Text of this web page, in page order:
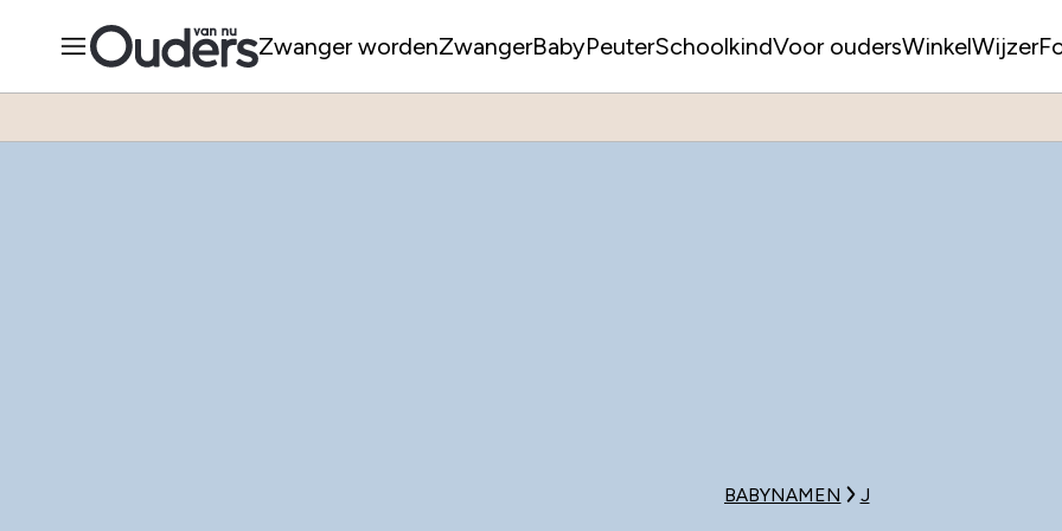
Zwanger wordenZwangerBabyPeuterSchoolkindVoor oudersWinkelWijzer
BABYNAMEN J